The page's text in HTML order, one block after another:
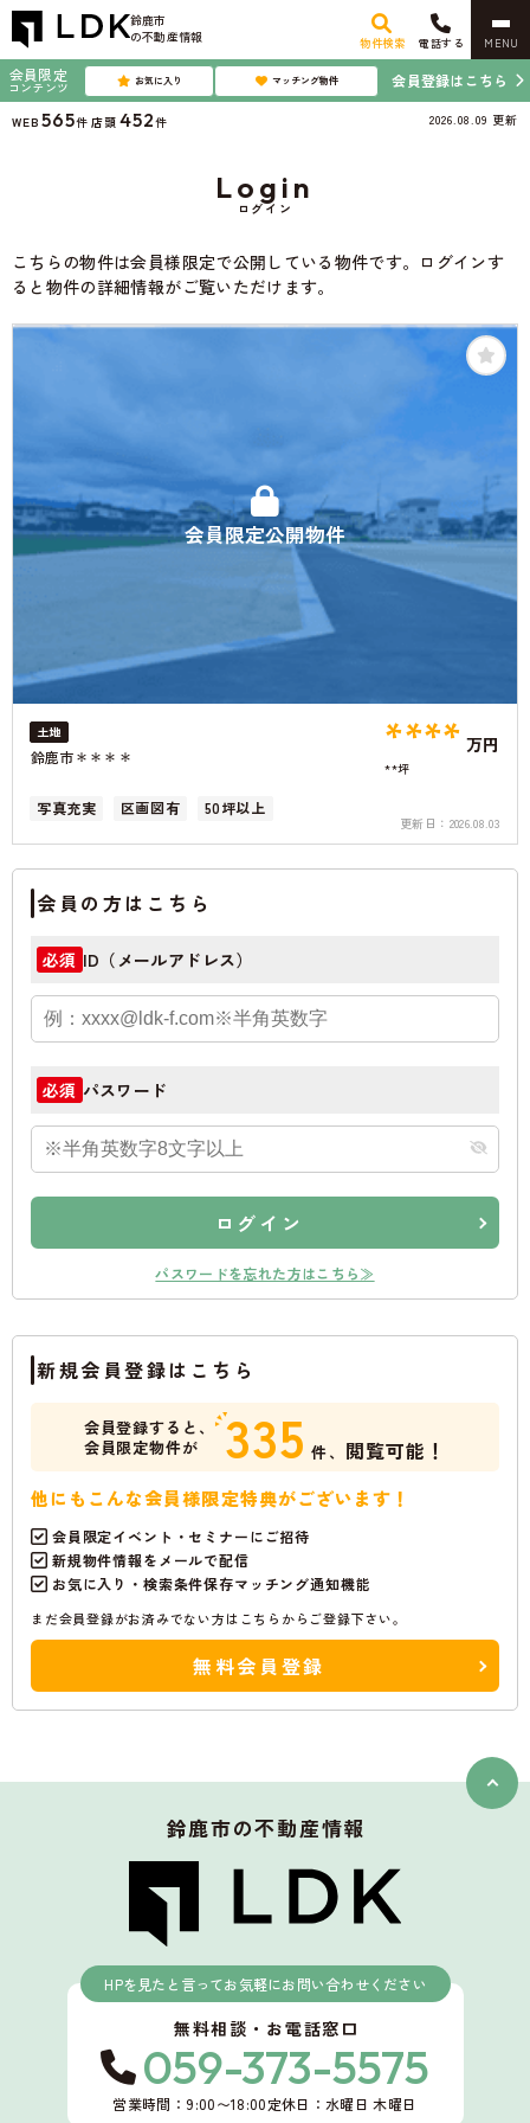
鈴鹿市
の不動産情報
物件検索 電話する MENU
会員限定
コンテンツ お気に入り マッチング物件 会員登録はこちら
WEB 565件 店頭 452件 2026.08.09 更新
ログイン
Login
こちらの物件は会員様限定で公開している物件です。ログインす
ると物件の詳細情報がご覧いただけます。
会員限定公開物件
土地
鈴鹿市＊＊＊＊ **** 万円
**坪
写真充実 区画図有 50坪以上
更新日： 2026.08.03
会員の方はこちら
必須 ID（メールアドレス）
必須 パスワード
ログイン
パスワードを忘れた方はこちら≫
新規会員登録はこちら
会員登録すると、
会員限定物件が
335 件、 閲覧可能！
他にもこんな会員様限定特典がございます！
会員限定イベント・セミナーにご招待
新規物件情報をメールで配信
お気に入り・検索条件保存マッチング通知機能
まだ会員登録がお済みでない方はこちらからご登録下さい。
無料会員登録
鈴鹿市の不動産情報
HPを見たと言ってお気軽にお問い合わせください
無料相談・お電話窓口
059-373-5575
営業時間：9:00〜18:00定休日：水曜日 木曜日